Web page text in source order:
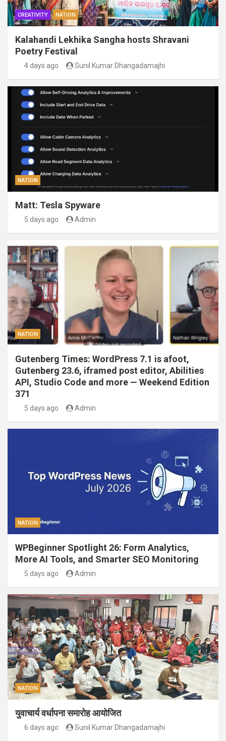
CREATIVITY NATION
Kalahandi Lekhika Sangha hosts Shravani
Poetry Festival
4 days ago Sunil Kumar Dhangadamajhi
NATION
Matt: Tesla Spyware
5 days ago Admin
NATION
Gutenberg Times: WordPress 7.1 is afoot,
Gutenberg 23.6, iframed post editor, Abilities
API, Studio Code and more — Weekend Edition
371
5 days ago Admin
NATION
WPBeginner Spotlight 26: Form Analytics,
More AI Tools, and Smarter SEO Monitoring
5 days ago Admin
NATION
युवाचार्य वर्धापना समारोह आयोजित
6 days ago Sunil Kumar Dhangadamajhi